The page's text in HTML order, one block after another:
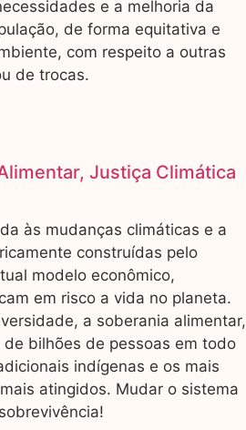
e a melhoria da
de forma equitativa e
com respeito a outras
de trocas.
Justiça Climática
às mudanças climáticas e a
construídas pelo
modelo econômico,
em risco a vida no planeta.
a soberania alimentar,
bilhões de pessoas em todo
indígenas e os mais
atingidos. Mudar o sistema